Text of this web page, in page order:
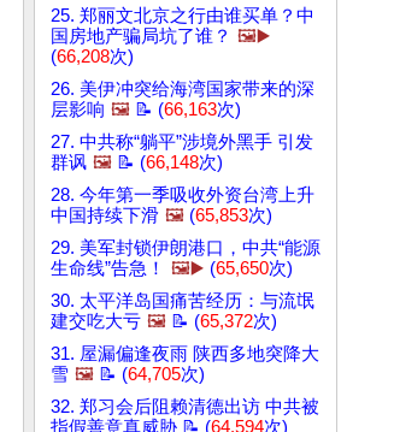
25. 郑丽文北京之行由谁买单？中
国房地产骗局坑了谁？ 🖼️▶️
(66,208次)
26. 美伊冲突给海湾国家带来的深
层影响 🖼️ 📝 (66,163次)
27. 中共称“躺平”涉境外黑手 引发
群讽 🖼️ 📝 (66,148次)
28. 今年第一季吸收外资台湾上升
中国持续下滑 🖼️ (65,853次)
29. 美军封锁伊朗港口，中共“能源
生命线”告急！
🖼️▶️ (65,650次)
30. 太平洋岛国痛苦经历：与流氓
建交吃大亏 🖼️ 📝 (65,372次)
31. 屋漏偏逢夜雨 陕西多地突降大
雪 🖼️ 📝 (64,705次)
32. 郑习会后阻赖清德出访 中共被
指假善意真威胁 📝 (64,594次)